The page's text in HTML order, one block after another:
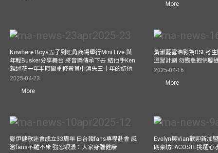
More
Nowhere Boys五子到旺角商場舉行Mini Live 與
年輕Busker分享舞台 將音樂傳承下去 結他手Ken
親述花一年半時間重修黃貫中消失三十年的結他
2025-04-23
More
黃淑蔓雲浩影為DSE考
溫習計劃 勿臨急抱佛腳
2025-04-16
More
鄭伊健歌迷會成立33周年 日台韓fans專程赴會 感
激fans不離不棄 強忍眼淚：大家身體健康
Evelyn與Vian歡迎新加
朗豪坊LACOSTE挑選心